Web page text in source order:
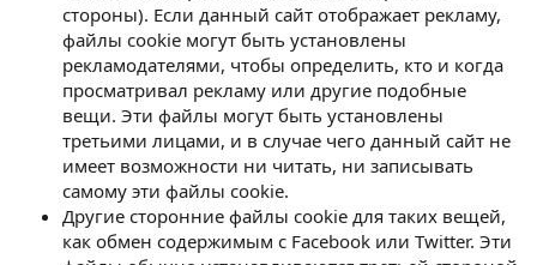
стороны). Если данный сайт отображает рекламу,
файлы cookie могут быть установлены
рекламодателями, чтобы определить, кто и когда
просматривал рекламу или другие подобные
вещи. Эти файлы могут быть установлены
третьими лицами, и в случае чего данный сайт не
имеет возможности ни читать, ни записывать
самому эти файлы cookie.
Другие сторонние файлы cookie для таких вещей,
как обмен содержимым с Facebook или Twitter. Эти